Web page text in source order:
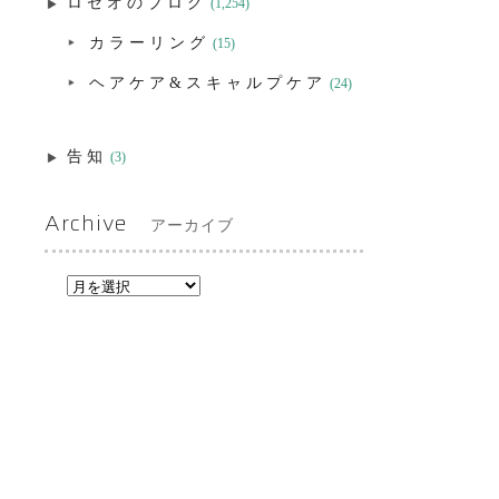
(1,254)
カラーリング (15)
ヘアケア&スキャルプケア (24)
告知 (3)
Archive アーカイブ